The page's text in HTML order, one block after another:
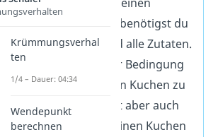
Kuchen zu backen, benötigst du
einen Backofen und alle Zutaten.
Die Erfüllung dieser Bedingung
reicht aus, um einen Kuchen zu
erhalten. Du kannst aber auch
aufandere Weise
einen Kuchen
Krümmungsverhal
ten
1/4 – Dauer: 04:34
Wendepunkt
berechnen